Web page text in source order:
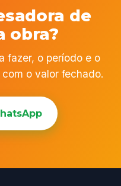
de
obra?
fazer, o período e o
o valor fechado.